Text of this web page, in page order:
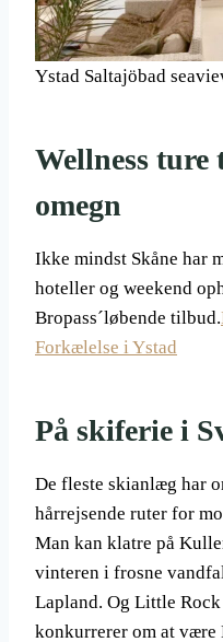
Ystad Saltajöbad
Wellness ture
omegn
Ikke mindst Skåne har
hoteller og weekend
Bropass´løbende tilbud.
Forkælelse i Ystad
På skiferie i
De fleste skianlæg har
hårrejsende ruter for
Man kan klatre på
vinteren i frosne
Lapland. Og Little
konkurrerer om at være